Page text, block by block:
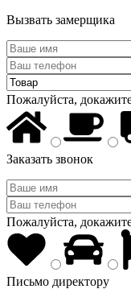
Вызвать замерщика
Пожалуйста,
Заказать звонок
Пожалуйста,
Письмо директору